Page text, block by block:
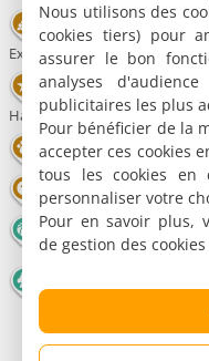
Congrès - Parc
Expo
Cabaret et Music
Hall
Parc animalier
Basketball
Nous utilisons des
cookies tiers) pour
assurer le bon
analyses
publicitaires les plus
Pour bénéficier de la
accepter ces cookies
tous les cookies en
personnaliser votre
Pour en savoir plus,
de gestion des